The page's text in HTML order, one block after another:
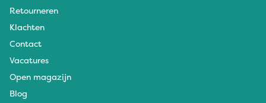
Retourneren
Klachten
Contact
Vacatures
Open magazijn
Blog